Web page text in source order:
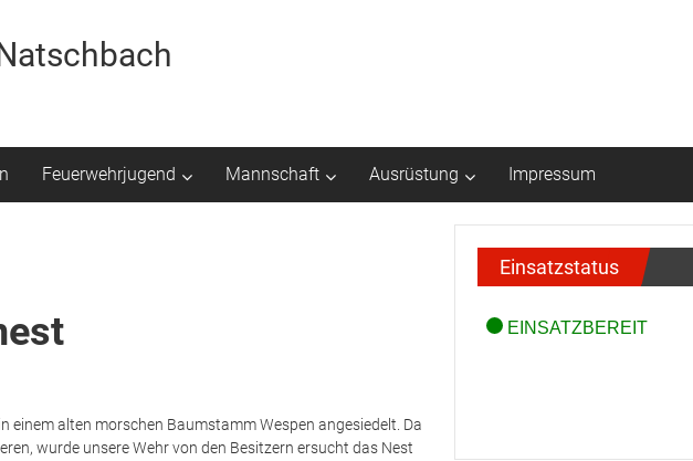
Feuerwehrjugend Mannschaft Ausrüstung Impressum
einem alten morschen Baumstamm Wespen angesiedelt. Da
wurde unsere Wehr von den Besitzern ersucht das Nest
Einsatzstatus